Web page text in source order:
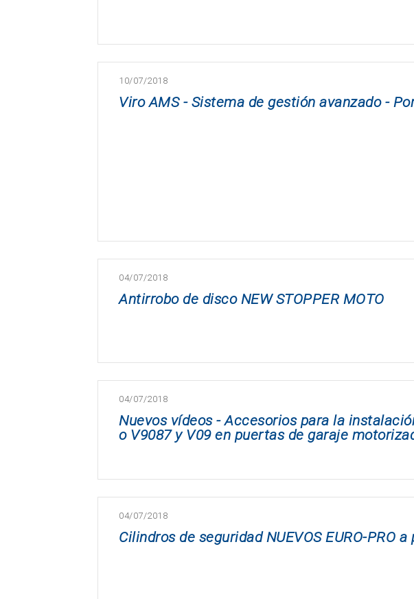
10/07/2018
Viro AMS - Sistema de gestión avanzado -
04/07/2018
Antirrobo de disco NEW STOPPER MOTO
04/07/2018
Nuevos vídeos - Accesorios para la
o V9087 y V09 en puertas de garaje
04/07/2018
Cilindros de seguridad NUEVOS EURO-PRO